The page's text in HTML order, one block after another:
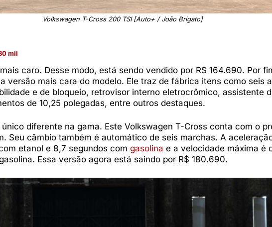
Volkswagen T-Cross 200 TSI [Auto+ / João Brigato]
mil
caro. Desse modo, está sendo vendido por R$ 164.690. Por
versão mais cara do modelo. Ele traz de fábrica itens como seis
e de bloqueio, retrovisor interno eletrocrômico, assistente
de 10,25 polegadas, entre outros destaques.
diferente na gama. Este Volkswagen T-Cross conta com o
Seu câmbio também é automático de seis marchas. A
etanol e 8,7 segundos com gasolina e a velocidade máxima é
Essa versão agora está saindo por R$ 180.690.